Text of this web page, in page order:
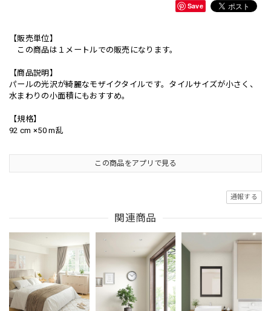
Save
【販売単位】
この商品は１メートルでの販売になります。
【商品説明】
パールの光沢が綺麗なモザイクタイルです。タイルサイズが小さく、
水まわりの小面積にもおすすめ。
【規格】
92 cm ×50 m乱
この商品をアプリで見る
通報する
関連商品